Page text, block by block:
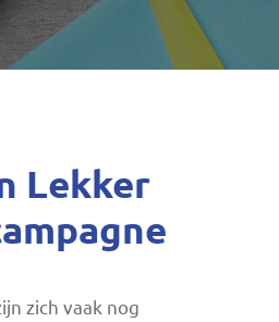
Lekker
zich vaak nog